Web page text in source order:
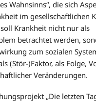
Wahnsinns“, die sich
im gesellschaftlichen
Krankheit nicht nur als
betrachtet werden,
zum sozialen
(Stör-)Faktor, als Folge,
Veränderungen.
„Die letzten